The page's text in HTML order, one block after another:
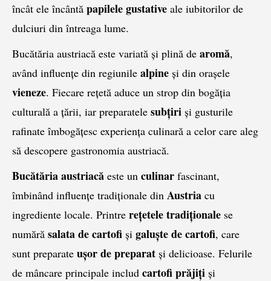
încât ele încântă papilele gustative ale iubitorilor de
dulciuri din întreaga lume.
Bucătăria austriacă este variată și plină de aromă,
având influențe din regiunile alpine și din orașele
vieneze. Fiecare rețetă aduce un strop din bogăția
culturală a țării, iar preparatele subțiri și gusturile
rafinate îmbogățesc experiența culinară a celor care aleg
să descopere gastronomia austriacă.
Bucătăria austriacă este un culinar fascinant,
îmbinând influențe tradiționale din Austria cu
ingrediente locale. Printre rețetele tradiționale se
numără salata de cartofi și galuște de cartofi, care
sunt preparate ușor de preparat și delicioase. Felurile
de mâncare principale includ cartofi prăjiți și